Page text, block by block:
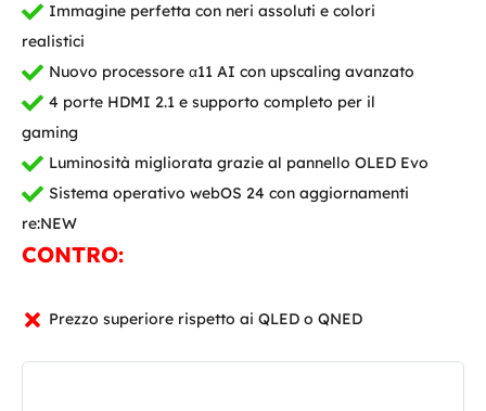
Immagine perfetta con neri assoluti e colori
realistici
Nuovo processore α11 AI con upscaling avanzato
4 porte HDMI 2.1 e supporto completo per il
gaming
Luminosità migliorata grazie al pannello OLED Evo
Sistema operativo webOS 24 con aggiornamenti
re:NEW
CONTRO:
Prezzo superiore rispetto ai QLED o QNED